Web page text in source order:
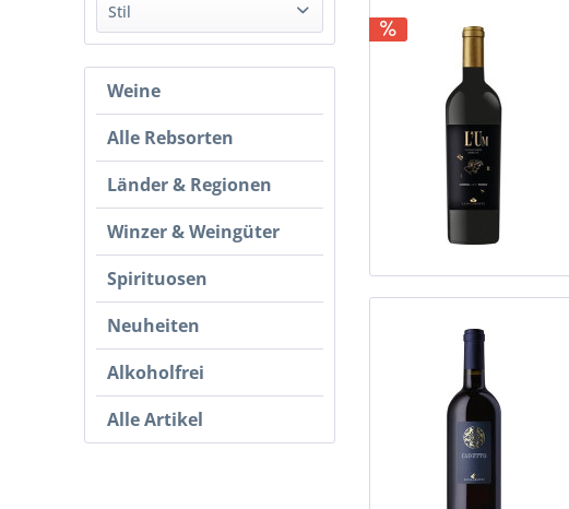
Grauburgunder / Pinot Gris
Grechetto
Malvasia
Merlot
Sagrantino
Sangiovese
Sauvignon Blanc
Spätburgunder / Pinot Noir
Trebbiano
Vermentino
Stil
Trocken
Halbtrocken
Süß
Weine
Alle Rebsorten
Länder & Regionen
Winzer & Weingüter
Spirituosen
Neuheiten
Alkoholfrei
Alle Artikel